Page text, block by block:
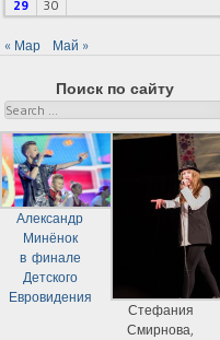
29
30
« Мар Май »
Поиск по сайту
Search
Александр
Минёнок
в финале
Детского
Евровидения
Стефания
Смирнова,